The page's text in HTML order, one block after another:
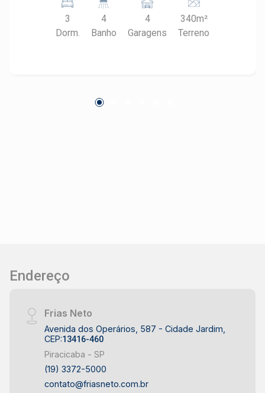
sala de estar com excelente iluminação natural
Sala de jantar Cozinha com armários planejados
Despensa Área de serviço reservada Área
vagas descobertas Diferenciais: Ambientes
3
Dorm.
4
Banho
4
Garagens
340m²
Terreno
Endereço
Frias Neto
Avenida dos Operários, 587 - Cidade Jardim,
CEP:13416-460
Piracicaba - SP
(19) 3372-5000
contato@friasneto.com.br